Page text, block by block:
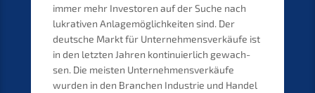
immer mehr Inves­to­ren auf der Suche nach
lukra­ti­ven Anlage­mög­lich­kei­ten sind. Der
deutsche Markt für Unter­neh­mens­ver­käu­fe ist
in den letzten Jahren konti­nu­ier­lich gewach­
sen. Die meisten Unter­neh­mens­ver­käu­fe
wurden in den Branchen Indus­trie und Handel